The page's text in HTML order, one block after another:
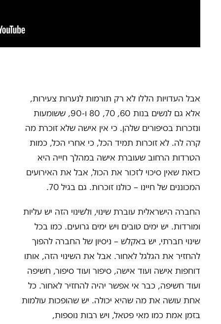
אבל העדויות הללו לא רק תורמות לנערות צעירות,
אלא גם לנשים בנות 60, 70, 80 ו-90, ששומעות
ונזכרות בסיפורים שלהן. כי אין אישה שלא זוכרת מה
קרה לה. לא זוכרות תמיד הכל, כי אחרי הכל, כמות
הטרדות הרחוב שעוברת אישה במהלך חייה היא
כזאת שאין סיכוי לזכור את הכול, אבל את האירועים
המכוננים של חיינו – כולנו זוכרות. גם בגיל 70.
החברה הישראלית עוברת שינוי, ולשינוי הזה יש עליות
ומורדות. יש ימים טובים ויש ימים גרועים. כמו בכל
שינוי חברתי, יש באקלש – ניסיון של החברה להפוך
להחזיר את הגלגל לאחור. אבל את השינוי הזה, אותו
דוחפות אישה ועוד אישה, סיפור ועוד סיפור, חשיפה
ועוד חשיפה, כבר אי אפשר יהיה להחזיר לאחור. כל
אחת עושה את מה שהיא יכולה. יש שהופכות עולמות
בזמן אמת כמו מאי פטאל, ויש רבות נוספות,